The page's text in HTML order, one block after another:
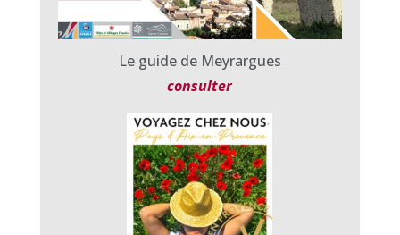
Le guide de Meyrargues
consulter